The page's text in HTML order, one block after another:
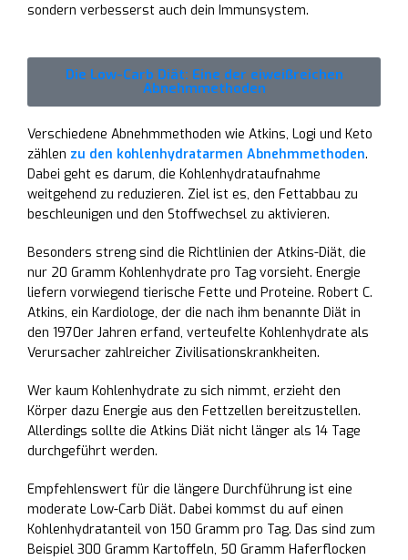
sondern verbesserst auch dein Immunsystem.
Die Low-Carb Diät: Eine der eiweißreichen
Abnehmmethoden
Verschiedene Abnehmmethoden wie Atkins, Logi und Keto
zählen zu den kohlenhydratarmen Abnehmmethoden.
Dabei geht es darum, die Kohlenhydrataufnahme
weitgehend zu reduzieren. Ziel ist es, den Fettabbau zu
beschleunigen und den Stoffwechsel zu aktivieren.
Besonders streng sind die Richtlinien der Atkins-Diät, die
nur 20 Gramm Kohlenhydrate pro Tag vorsieht. Energie
liefern vorwiegend tierische Fette und Proteine. Robert C.
Atkins, ein Kardiologe, der die nach ihm benannte Diät in
den 1970er Jahren erfand, verteufelte Kohlenhydrate als
Verursacher zahlreicher Zivilisationskrankheiten.
Wer kaum Kohlenhydrate zu sich nimmt, erzieht den
Körper dazu Energie aus den Fettzellen bereitzustellen.
Allerdings sollte die Atkins Diät nicht länger als 14 Tage
durchgeführt werden.
Empfehlenswert für die längere Durchführung ist eine
moderate Low-Carb Diät. Dabei kommst du auf einen
Kohlenhydratanteil von 150 Gramm pro Tag. Das sind zum
Beispiel 300 Gramm Kartoffeln, 50 Gramm Haferflocken